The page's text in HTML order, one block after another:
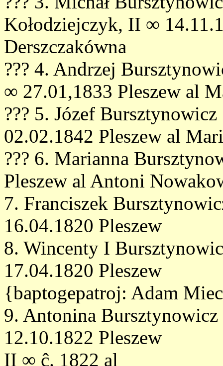
Kołodziejczyk, II ∞
Derszczakówna
??? 4. Andrzej
∞ 27.01,1833 Pleszew al
??? 5. Józef
02.02.1842 Pleszew al
??? 6. Marianna
Pleszew al Antoni
7. Franciszek
16.04.1820 Pleszew
8. Wincenty I
17.04.1820 Pleszew
{baptogepatroj: Adam
9. Antonina
12.10.1822 Pleszew
II ∞ ĉ. 1822 al